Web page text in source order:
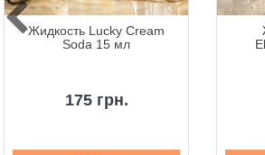
Жидкость Lucky Cream
Soda 15 мл
175 грн.